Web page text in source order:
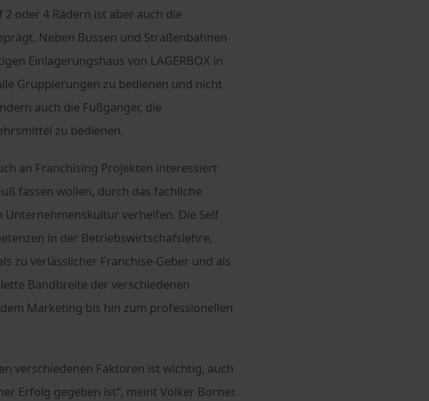
oder 4 Rädern ist aber auch die
Neben Bussen und Straßenbahnen
Einlagerungshaus von LAGERBOX in
Gruppierungen zu bedienen und nicht
auch die Fußgänger, die
zu bedienen.
an Franchising Projekten interessiert
fassen wollen, durch das fachliche
verhelfen. Die Self
in der Betriebswirtschafslehre,
zu verlässlicher Franchise-Geber und als
Bandbreite der verschiedenen
Marketing bis hin zum professionellen
verschiedenen Faktoren ist wichtig, auch
Erfolg gegeben ist“, meint Volker Borner.